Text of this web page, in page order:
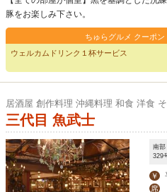
豚をお楽しみ下さい。
ちゅらグルメ クーポン
ウェルカムドリンク１杯サービス
居酒屋 創作料理 沖縄料理 和食 洋食
三代目 魚武士
南
329
￥
席